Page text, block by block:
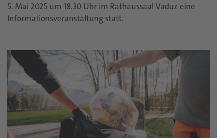
5. Mai 2025 um 18.30 Uhr im Rathaussaal Vaduz eine
Informationsveranstaltung statt.